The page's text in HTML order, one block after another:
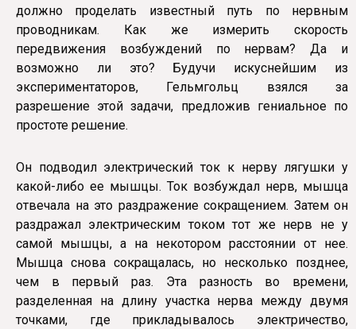
должно проделать известный путь по нервным
проводникам. Как же измерить скорость
передвижения возбуждений по нервам? Да и
возможно ли это? Будучи искуснейшим из
экспериментаторов, Гельмгольц взялся за
разрешение этой задачи, предложив гениальное по
простоте решение.
Он подводил электрический ток к нерву лягушки у
какой-либо ее мышцы. Ток возбуждал нерв, мышца
отвечала на это раздражение сокращением. Затем он
раздражал электрическим током тот же нерв не у
самой мышцы, а на некотором расстоянии от нее.
Мышца снова сокращалась, но несколько позднее,
чем в первый раз. Эта разность во времени,
разделенная на длину участка нерва между двумя
точками, где прикладывалось электричество,